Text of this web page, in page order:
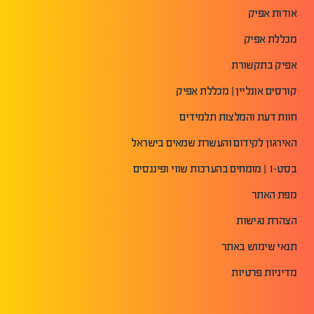
אודות אפיק
מכללת אפיק
אפיק בתקשורת
קורסים אונליין | מכללת אפיק
חוות דעת והמלצות תלמידים
האירגון לקידום והעשרת שמאים בישראל
בסט-1 | מומחים בהערכות שווי ופיננסים
מפת האתר
הצהרת נגישות
תנאי שימוש באתר
מדיניות פרטיות